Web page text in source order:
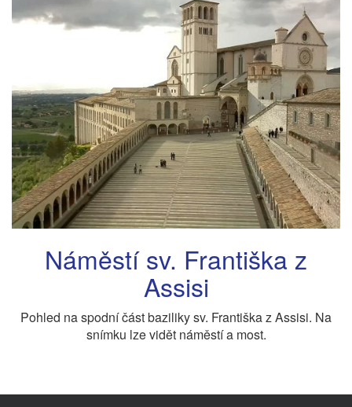
Náměstí sv. Františka z
Assisi
Pohled na spodní část baziliky sv. Františka z Assisi. Na
snímku lze vidět náměstí a most.